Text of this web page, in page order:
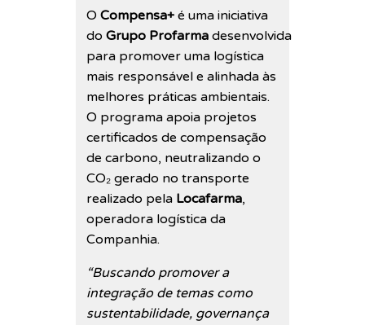
OCompensa+ é uma iniciativa
doGrupo Profarma desenvolvida
para promover uma logística
mais responsável e alinhada às
melhores práticas ambientais.
O programa apoia projetos
certificados de compensação
de carbono, neutralizando o
CO₂ gerado no transporte
realizado pela Locafarma,
operadora logística da
Companhia.
“Buscando promover a
integração de temas como
sustentabilidade, governança